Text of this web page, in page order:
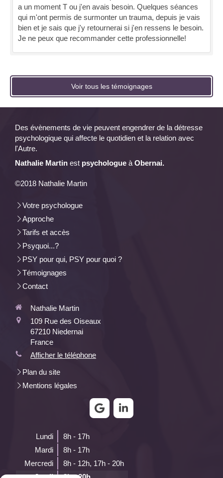
a un moment T ou j'en avais besoin. Quelques séances
qui m'ont permis de surmonter un trauma, depuis je vais
bien et je sais que j'y retournerai si j'en ressens le besoin.
Je ne peux que recommander cette professionnelle!
Voir tous les témoignages
Des évènements de vie peuvent engendrer de la détresse
psychologique qui affecte le quotidien et la relation avec
l'Autre.
Nathalie Martin est psychologue à Obernai.
©2018 Nathalie Martin
Votre psychologue
Approche
Tarifs et accès
Psyquoi...?
PSY pour qui, PSY pour quoi ?
Témoignages
Contact
Nathalie Martin
109 Rue des Oiseaux
67210 Niedernai
France
Afficher le téléphone
Plan du site
Mentions légales
Lundi
8h - 17h
Mardi
8h - 17h
Mercredi
8h - 12h, 17h - 20h